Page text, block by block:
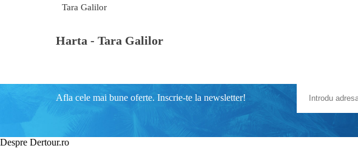
Tara Galilor
Harta - Tara Galilor
Afla cele mai bune oferte. Inscrie-te la newsletter!
Despre Dertour.ro